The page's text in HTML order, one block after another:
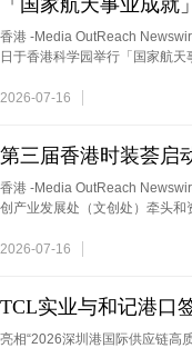
「国家航天事业成
香港 -Media OutReach
日于香港科学园举行「国家航天
2026-07-16
第三届香港时装荟启
香港 -Media OutReach
创产业发展处（文创处）牵头和
2026-07-16
TCL实业与和记港口
亮相“2026深圳港国际供应链高